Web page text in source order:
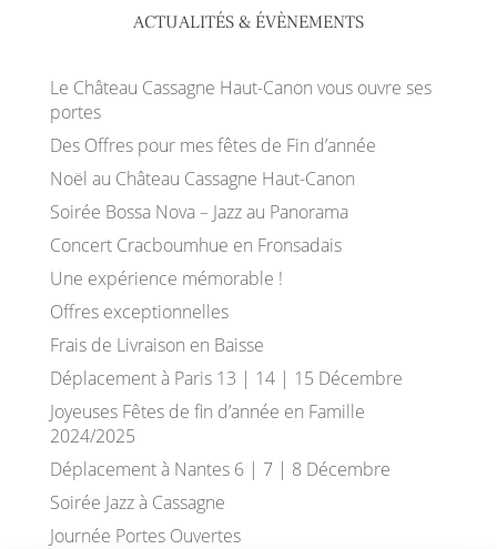
ACTUALITÉS & ÉVÈNEMENTS
Le Château Cassagne Haut-Canon vous ouvre ses
portes
Des Offres pour mes fêtes de Fin d’année
Noël au Château Cassagne Haut-Canon
Soirée Bossa Nova – Jazz au Panorama
Concert Cracboumhue en Fronsadais
Une expérience mémorable !
Offres exceptionnelles
Frais de Livraison en Baisse
Déplacement à Paris 13 | 14 | 15 Décembre
Joyeuses Fêtes de fin d’année en Famille
2024/2025
Déplacement à Nantes 6 | 7 | 8 Décembre
Soirée Jazz à Cassagne
Journée Portes Ouvertes